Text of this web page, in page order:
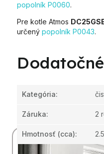
popolník P0060.
Pre kotle Atmos
určený popolník P0043.
Kategória:
Záruka: 2
Hmotnosť (cca):